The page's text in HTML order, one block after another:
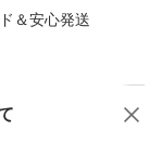
＆安心発送
品への質問